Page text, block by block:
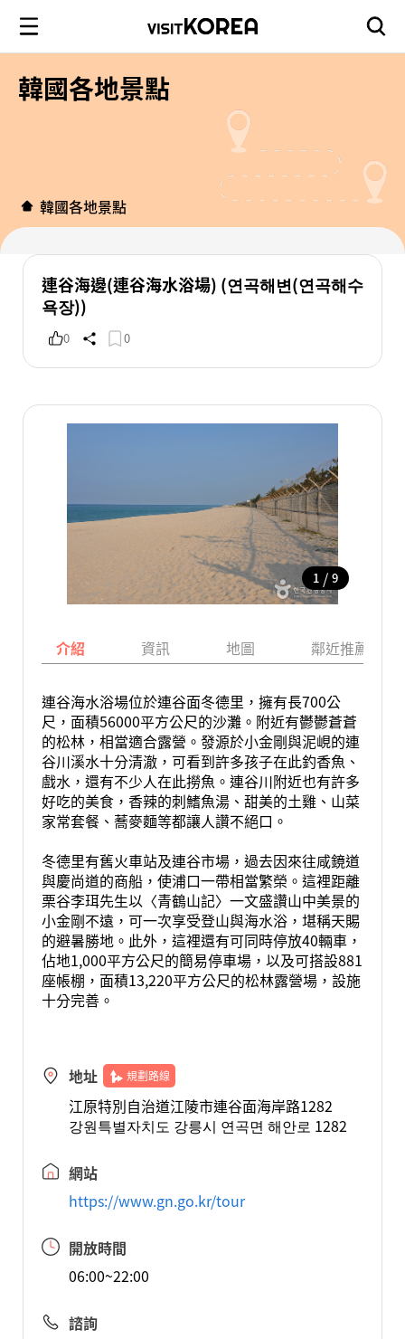
韓國各地景點
韓國各地景點
連谷海邊(連谷海水浴場) (연곡해변(연곡해수
욕장))
0 0
1 / 9
介紹 資訊 地圖 鄰近推薦景點
連谷海水浴場位於連谷面冬德里，擁有長700公
尺，面積56000平方公尺的沙灘。附近有鬱鬱蒼蒼
的松林，相當適合露營。發源於小金剛與泥峴的連
谷川溪水十分清澈，可看到許多孩子在此釣香魚、
戲水，還有不少人在此撈魚。連谷川附近也有許多
好吃的美食，香辣的刺鰭魚湯、甜美的土雞、山菜
家常套餐、蕎麥麵等都讓人讚不絕口。
冬德里有舊火車站及連谷市場，過去因來往咸鏡道
與慶尚道的商船，使浦口一帶相當繁榮。這裡距離
栗谷李珥先生以〈青鶴山記〉一文盛讚山中美景的
小金剛不遠，可一次享受登山與海水浴，堪稱天賜
的避暑勝地。此外，這裡還有可同時停放40輛車，
佔地1,000平方公尺的簡易停車場，以及可搭設881
座帳棚，面積13,220平方公尺的松林露營場，設施
十分完善。
地址 規劃路線
江原特別自治道江陵市連谷面海岸路1282
강원특별자치도 강릉시 연곡면 해안로 1282
網站
https://www.gn.go.kr/tour
開放時間
06:00~22:00
諮詢